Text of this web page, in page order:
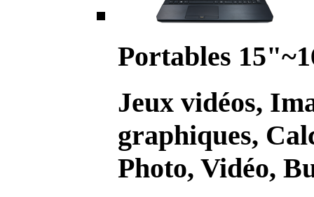
Portables
Jeux vidéos,
graphiques,
Photo, Vidéo,